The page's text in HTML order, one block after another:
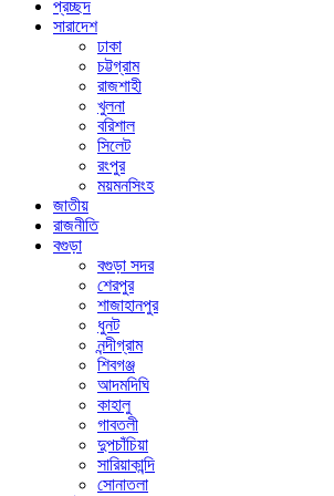
প্রচ্ছদ
সারাদেশ
ঢাকা
চট্টগ্রাম
রাজশাহী
খুলনা
বরিশাল
সিলেট
রংপুর
ময়মনসিংহ
জাতীয়
রাজনীতি
বগুড়া
বগুড়া সদর
শেরপুর
শাজাহানপুর
ধুনট
নন্দীগ্রাম
শিবগঞ্জ
আদমদিঘি
কাহালু
গাবতলী
দুপচাঁচিয়া
সারিয়াকান্দি
সোনাতলা